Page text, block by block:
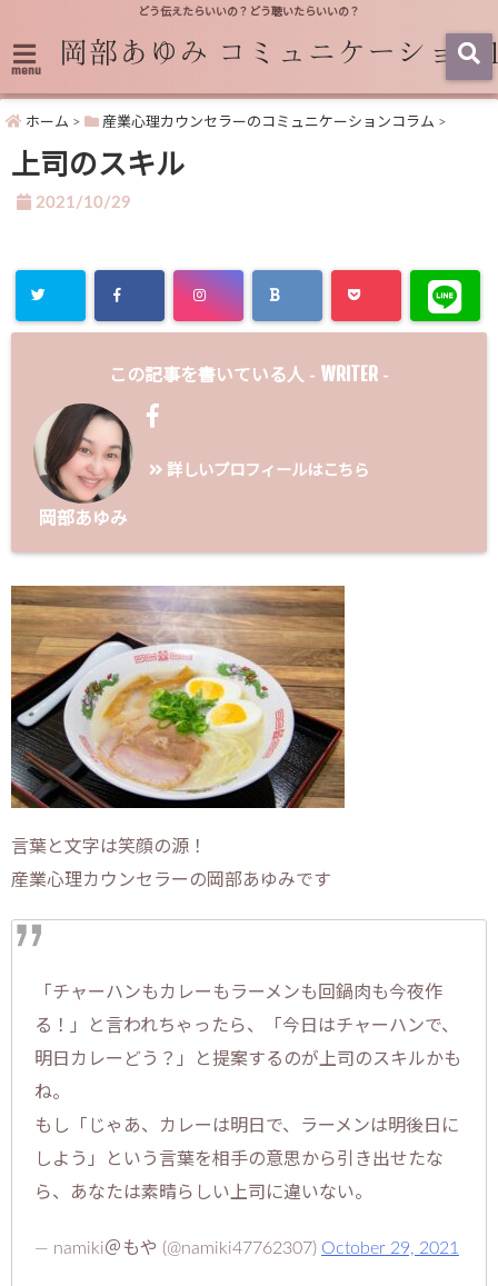
どう伝えたらいいの？どう聴いたらいいの？
menu
ホーム > 産業心理カウンセラーのコミュニケーションコラム >
上司のスキル
2021/10/29
この記事を書いている人 - WRITER -
岡部あゆみ
詳しいプロフィールはこちら
言葉と文字は笑顔の源！
産業心理カウンセラーの岡部あゆみです
「チャーハンもカレーもラーメンも回鍋肉も今夜作
る！」と言われちゃったら、「今日はチャーハンで、
明日カレーどう？」と提案するのが上司のスキルかも
ね。
もし「じゃあ、カレーは明日で、ラーメンは明後日に
しよう」という言葉を相手の意思から引き出せたな
ら、あなたは素晴らしい上司に違いない。
— namiki＠もや (@namiki47762307) October 29, 2021